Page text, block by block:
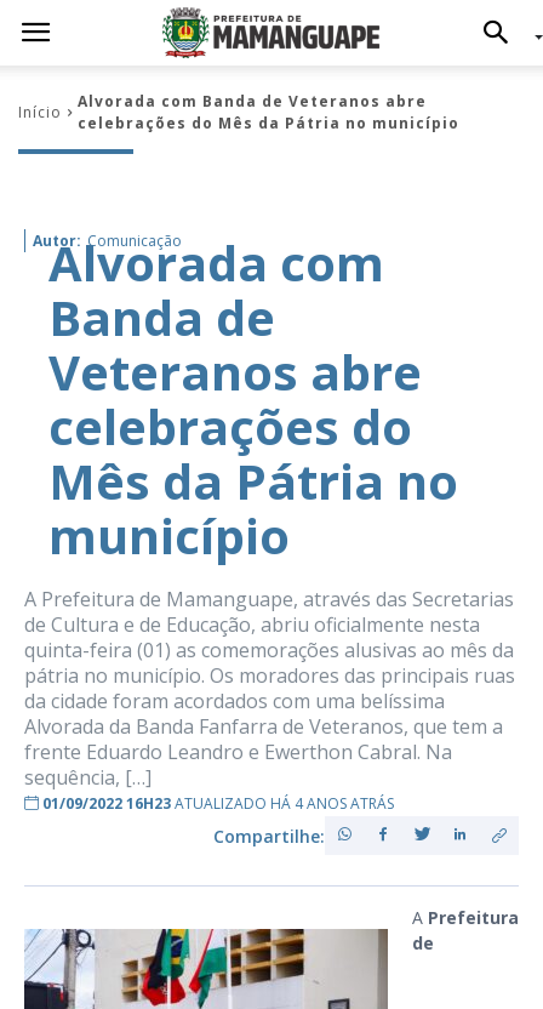
Início
Alvorada com Banda de Veteranos abre
celebrações do Mês da Pátria no município
Autor: Comunicação
Alvorada com
Banda de
Veteranos abre
celebrações do
Mês da Pátria no
município
A Prefeitura de Mamanguape, através das Secretarias
de Cultura e de Educação, abriu oficialmente nesta
quinta-feira (01) as comemorações alusivas ao mês da
pátria no município. Os moradores das principais ruas
da cidade foram acordados com uma belíssima
Alvorada da Banda Fanfarra de Veteranos, que tem a
frente Eduardo Leandro e Ewerthon Cabral. Na
sequência, […]
01/09/2022 16H23ATUALIZADO HÁ 4 ANOS ATRÁS
Compartilhe:
A Prefeitura
de